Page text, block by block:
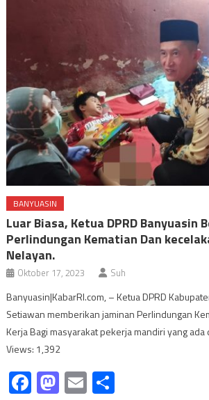
BANYUASIN
Luar Biasa, Ketua DPRD Banyuasin
Perlindungan Kematian Dan
Nelayan.
Oktober 17, 2023 Suh
Banyuasin|KabarRI.com, – Ketua DPRD
Setiawan memberikan jaminan Perlindungan
Kerja Bagi masyarakat pekerja mandiri yang ada
Views: 1,392
Facebook
Mastodon
Email